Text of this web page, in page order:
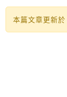
本篇文章更新於